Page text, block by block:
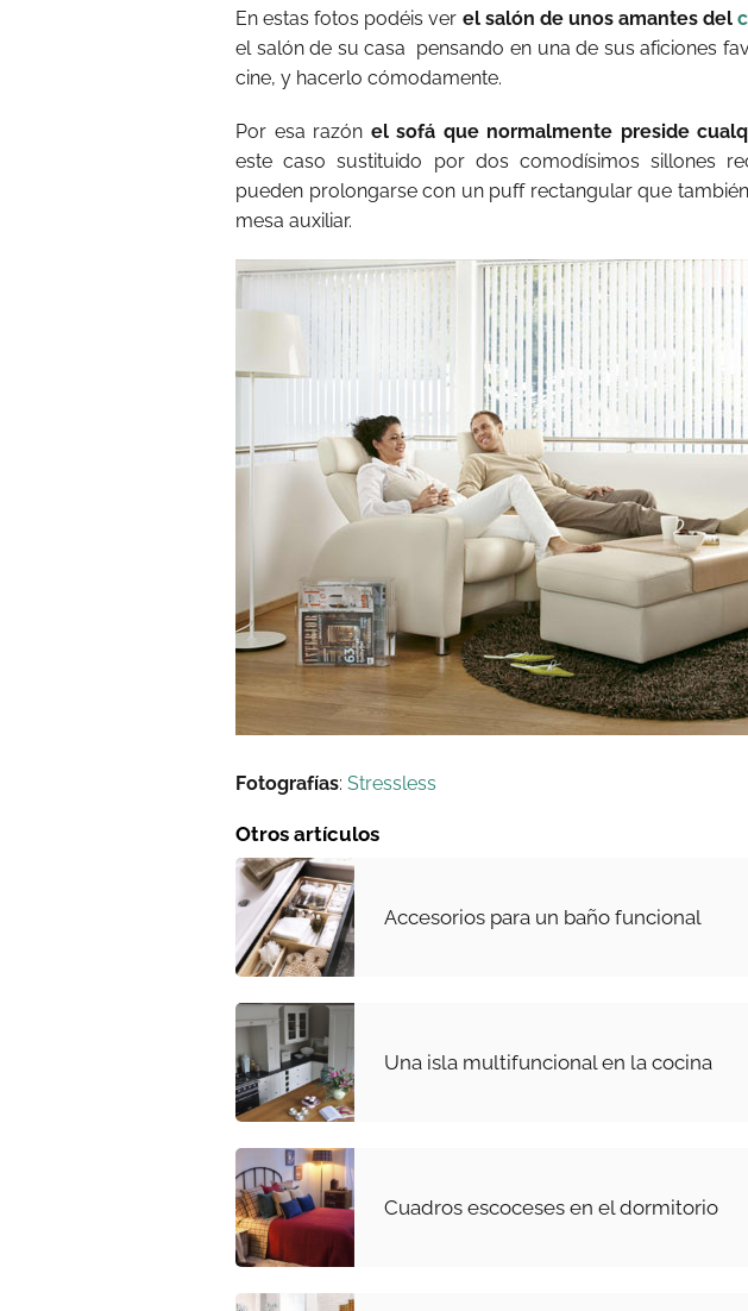
En estas fotos podéis ver el salón de unos amantes del
el salón de su casa pensando en una de sus aficiones
cine, y hacerlo cómodamente.
Por esa razón el sofá que normalmente preside
este caso sustituido por dos comodísimos sillones
pueden prolongarse con un puff rectangular que
mesa auxiliar.
Fotografías: Stressless
Otros artículos
Accesorios para un baño funcional
Una isla multifuncional en la cocina
Cuadros escoceses en el dormitorio